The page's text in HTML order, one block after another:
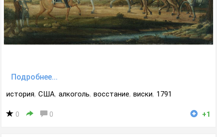
Подробнее...
история, США, алкоголь, восстание, виски, 1791
0 0 +1